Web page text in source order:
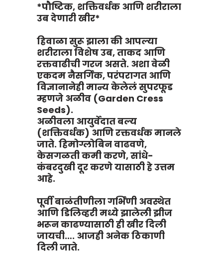
*पौष्टिक, शक्तिवर्धक आणि शरीराला
उब देणारी खीर*
हिवाळा सुरू झाला की आपल्या
शरीराला विशेष उब, ताकद आणि
रक्तवाढीची गरज असते. अशा वेळी
एकदम नैसर्गिक, परंपरागत आणि
विज्ञानानेही मान्य केलेलं सुपरफूड
म्हणजे अळीव (Garden Cress
Seeds).
अळीवला आयुर्वेदात बल्य
(शक्तिवर्धक) आणि रक्तवर्धक मानले
जाते. हिमोग्लोबिन वाढवणे,
केसगळती कमी करणे, सांधे-
कंबरदुखी दूर करणे यासाठी हे उत्तम
आहे.
पूर्वी बाळंतीणीला गर्भिणी अवस्थेत
आणि डिलिव्हरी मध्ये झालेली झीज
भरून काढण्यासाठी ही खीर दिली
जायची…. आजही अनेक ठिकाणी
दिली जाते.